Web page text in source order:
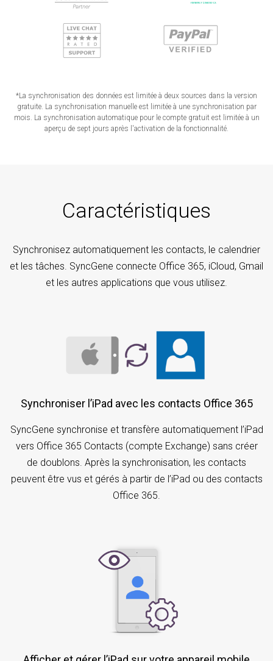
*La synchronisation des données est limitée à deux sources dans la version
gratuite. La synchronisation manuelle est limitée à une synchronisation par
mois. La synchronisation automatique pour le compte gratuit est limitée à un
aperçu de sept jours après l'activation de la fonctionnalité.
Caractéristiques
Synchronisez automatiquement les contacts, le calendrier
et les tâches. SyncGene connecte Office 365, iCloud, Gmail
et les autres applications que vous utilisez.
Synchroniser l’iPad avec les contacts Office 365
SyncGene synchronise et transfère automatiquement l’iPad
vers Office 365 Contacts (compte Exchange) sans créer
de doublons. Après la synchronisation, les contacts
peuvent être vus et gérés à partir de l’iPad ou des contacts
Office 365.